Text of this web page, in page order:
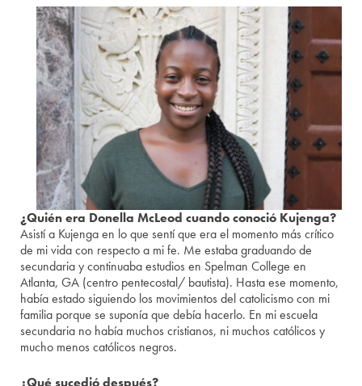
¿Quién era Donella McLeod cuando conoció Kujenga?
Asistí a Kujenga en lo que sentí que era el momento más crítico
de mi vida con respecto a mi fe. Me estaba graduando de
secundaria y continuaba estudios en Spelman College en
Atlanta, GA (centro pentecostal/ bautista). Hasta ese momento,
había estado siguiendo los movimientos del catolicismo con mi
familia porque se suponía que debía hacerlo. En mi escuela
secundaria no había muchos cristianos, ni muchos católicos y
mucho menos católicos negros.
¿Qué sucedió después?